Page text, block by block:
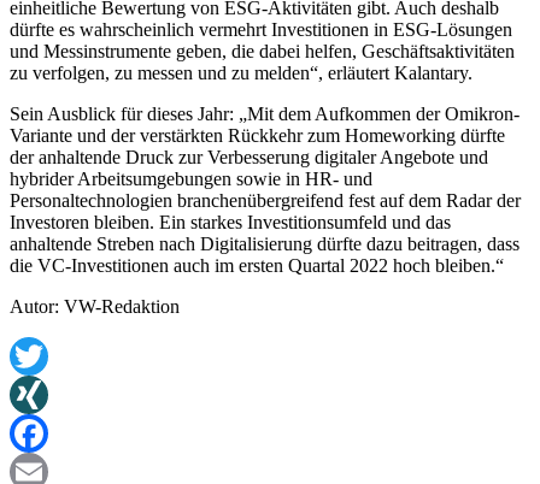
einheitliche Bewertung von ESG-Aktivitäten gibt. Auch deshalb
dürfte es wahrscheinlich vermehrt Investitionen in ESG-Lösungen
und Messinstrumente geben, die dabei helfen, Geschäftsaktivitäten
zu verfolgen, zu messen und zu melden“, erläutert Kalantary.
Sein Ausblick für dieses Jahr: „Mit dem Aufkommen der Omikron-
Variante und der verstärkten Rückkehr zum Homeworking dürfte
der anhaltende Druck zur Verbesserung digitaler Angebote und
hybrider Arbeitsumgebungen sowie in HR- und
Personaltechnologien branchenübergreifend fest auf dem Radar der
Investoren bleiben. Ein starkes Investitionsumfeld und das
anhaltende Streben nach Digitalisierung dürfte dazu beitragen, dass
die VC-Investitionen auch im ersten Quartal 2022 hoch bleiben.“
Autor: VW-Redaktion
Twitter
XING
Facebook